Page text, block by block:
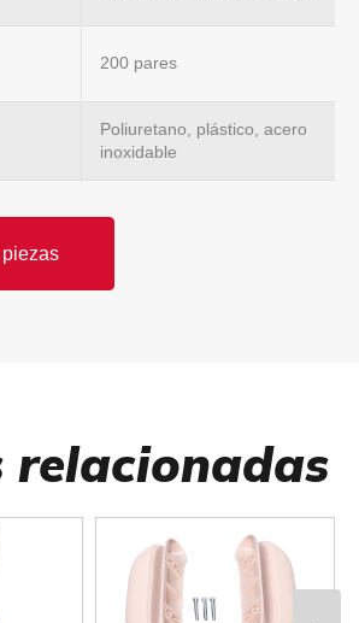
200 pares
Poliuretano, plástico, acero
inoxidable
relacionadas